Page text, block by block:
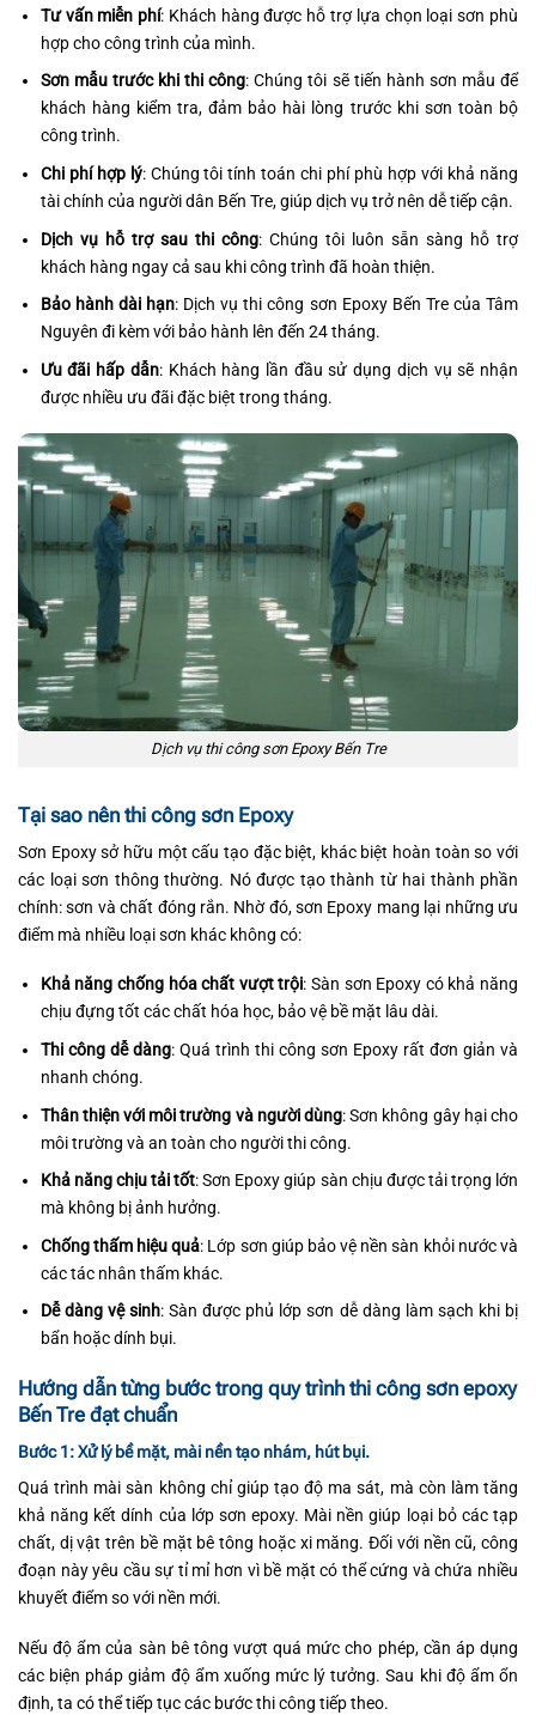
Tư vấn miễn phí: Khách hàng được hỗ trợ lựa chọn loại sơn phù
hợp cho công trình của mình.
Sơn mẫu trước khi thi công: Chúng tôi sẽ tiến hành sơn mẫu để
khách hàng kiểm tra, đảm bảo hài lòng trước khi sơn toàn bộ
công trình.
Chi phí hợp lý: Chúng tôi tính toán chi phí phù hợp với khả năng
tài chính của người dân Bến Tre, giúp dịch vụ trở nên dễ tiếp cận.
Dịch vụ hỗ trợ sau thi công: Chúng tôi luôn sẵn sàng hỗ trợ
khách hàng ngay cả sau khi công trình đã hoàn thiện.
Bảo hành dài hạn: Dịch vụ thi công sơn Epoxy Bến Tre của Tâm
Nguyên đi kèm với bảo hành lên đến 24 tháng.
Ưu đãi hấp dẫn: Khách hàng lần đầu sử dụng dịch vụ sẽ nhận
được nhiều ưu đãi đặc biệt trong tháng.
Dịch vụ thi công sơn Epoxy Bến Tre
Tại sao nên thi công sơn Epoxy
Sơn Epoxy sở hữu một cấu tạo đặc biệt, khác biệt hoàn toàn so với
các loại sơn thông thường. Nó được tạo thành từ hai thành phần
chính: sơn và chất đóng rắn. Nhờ đó, sơn Epoxy mang lại những ưu
điểm mà nhiều loại sơn khác không có:
Khả năng chống hóa chất vượt trội: Sàn sơn Epoxy có khả năng
chịu đựng tốt các chất hóa học, bảo vệ bề mặt lâu dài.
Thi công dễ dàng: Quá trình thi công sơn Epoxy rất đơn giản và
nhanh chóng.
Thân thiện với môi trường và người dùng: Sơn không gây hại cho
môi trường và an toàn cho người thi công.
Khả năng chịu tải tốt: Sơn Epoxy giúp sàn chịu được tải trọng lớn
mà không bị ảnh hưởng.
Chống thấm hiệu quả: Lớp sơn giúp bảo vệ nền sàn khỏi nước và
các tác nhân thấm khác.
Dễ dàng vệ sinh: Sàn được phủ lớp sơn dễ dàng làm sạch khi bị
bẩn hoặc dính bụi.
Hướng dẫn từng bước trong quy trình thi công sơn epoxy
Bến Tre đạt chuẩn
Bước 1: Xử lý bề mặt, mài nền tạo nhám, hút bụi.
Quá trình mài sàn không chỉ giúp tạo độ ma sát, mà còn làm tăng
khả năng kết dính của lớp sơn epoxy. Mài nền giúp loại bỏ các tạp
chất, dị vật trên bề mặt bê tông hoặc xi măng. Đối với nền cũ, công
đoạn này yêu cầu sự tỉ mỉ hơn vì bề mặt có thể cứng và chứa nhiều
khuyết điểm so với nền mới.
Nếu độ ẩm của sàn bê tông vượt quá mức cho phép, cần áp dụng
các biện pháp giảm độ ẩm xuống mức lý tưởng. Sau khi độ ẩm ổn
định, ta có thể tiếp tục các bước thi công tiếp theo.